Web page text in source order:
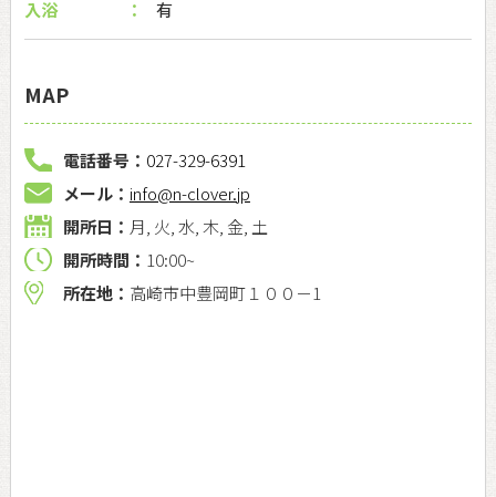
入浴 有
MAP
電話番号： 027-329-6391
メール： info@n-clover.jp
開所日： 月, 火, 水, 木, 金, 土
開所時間： 10:00~
所在地： 高崎市中豊岡町１００－1